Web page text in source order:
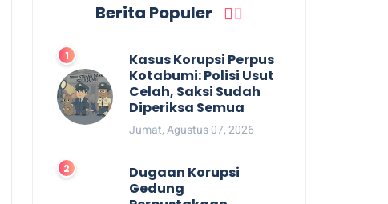
Berita Populer
Kasus Korupsi Perpus
Kotabumi: Polisi Usut
Celah, Saksi Sudah
Diperiksa Semua
Jumat, Agustus 07, 2026
Dugaan Korupsi
Gedung